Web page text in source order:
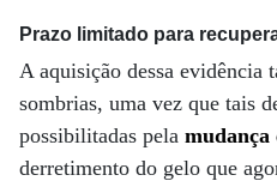
Prazo limitado para
A aquisição dessa evidência
sombrias, uma vez que tais
possibilitadas pela
derretimento do gelo que